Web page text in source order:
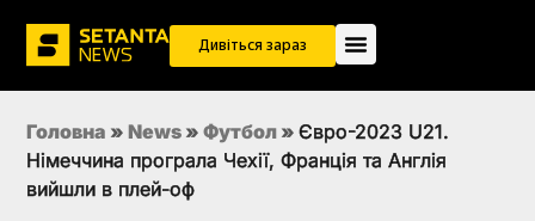
Дивіться зараз
Головна » News » Футбол » Євро-2023 U21.
Німеччина програла Чехії, Франція та Англія
вийшли в плей-оф